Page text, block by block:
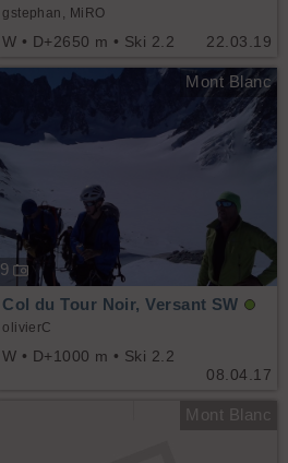
22.03.19
gstephan, MiRO
W • D+2650 m • Ski 2.2
Mont Blanc
9
08.04.17
Col du Tour Noir, Versant SW
olivierC
W • D+1000 m • Ski 2.2
Mont Blanc